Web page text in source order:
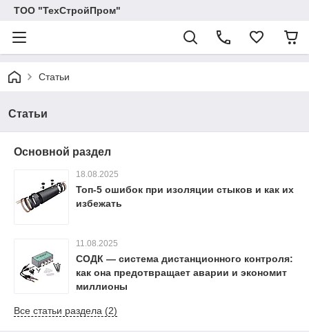
ТОО "ТехСтройПром"
Статьи
Статьи
Основной раздел
18.08.2025
Топ-5 ошибок при изоляции стыков и как их
избежать
11.08.2025
СОДК — система дистанционного контроля:
как она предотвращает аварии и экономит
миллионы
Все статьи раздела (2)